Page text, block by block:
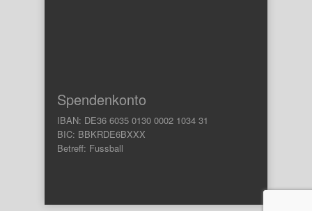
Spendenkonto
IBAN: DE36 6035 0130 0002 1034 31
BIC: BBKRDE6BXXX
Betreff: Fussball